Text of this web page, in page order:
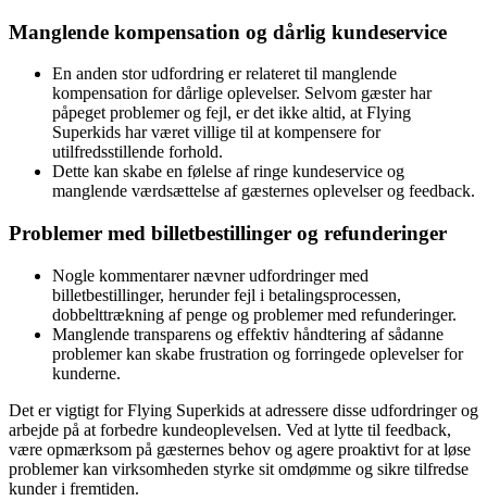
Manglende kompensation og dårlig kundeservice
En anden stor udfordring er relateret til manglende
kompensation for dårlige oplevelser. Selvom gæster har
påpeget problemer og fejl, er det ikke altid, at Flying
Superkids har været villige til at kompensere for
utilfredsstillende forhold.
Dette kan skabe en følelse af ringe kundeservice og
manglende værdsættelse af gæsternes oplevelser og feedback.
Problemer med billetbestillinger og refunderinger
Nogle kommentarer nævner udfordringer med
billetbestillinger, herunder fejl i betalingsprocessen,
dobbelttrækning af penge og problemer med refunderinger.
Manglende transparens og effektiv håndtering af sådanne
problemer kan skabe frustration og forringede oplevelser for
kunderne.
Det er vigtigt for Flying Superkids at adressere disse udfordringer og
arbejde på at forbedre kundeoplevelsen. Ved at lytte til feedback,
være opmærksom på gæsternes behov og agere proaktivt for at løse
problemer kan virksomheden styrke sit omdømme og sikre tilfredse
kunder i fremtiden.